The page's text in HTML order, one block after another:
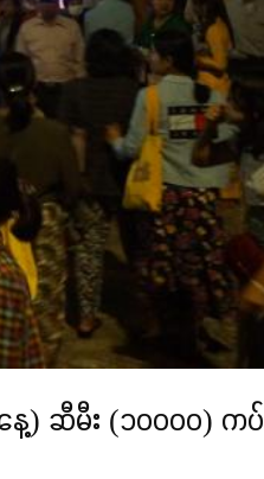
ေ့) ဆီမီး (၁၀၀၀၀) က